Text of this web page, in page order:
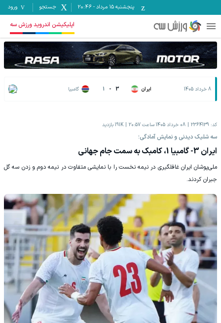
پنجشنبه ۱۵ مرداد -
20:46 جستجو ورود
اپلیکیشن اندروید ورزش سه
8 خرداد 1405 ایران 3
-
1 گامبیا
کد: 2364139 08 خرداد 1405 ساعت 20:57 191K بازدید
سه شلیک دیدنی و نمایش آمادگی؛
ایران 3- گامبیا 1، کامبک به سمت جام جهانی
ملی‌پوشان ایران غافلگیری در نیمه نخست را با نمایشی متفاوت در نیمه دوم و زدن سه گل
جبران کردند.